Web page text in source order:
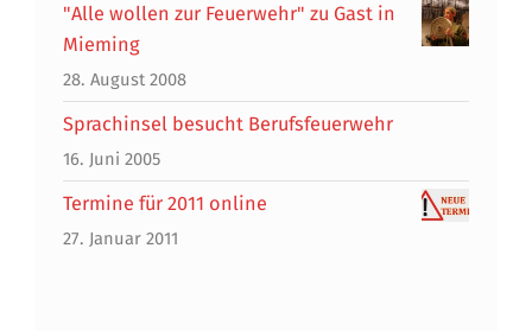
"Alle wollen zur Feuerwehr" zu Gast in
Mieming
28. August 2008
Sprachinsel besucht Berufsfeuerwehr
16. Juni 2005
Termine für 2011 online
27. Januar 2011